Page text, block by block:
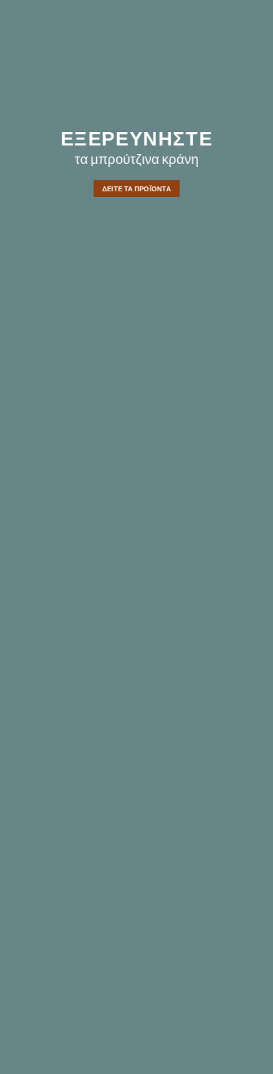
ΕΞΕΡΕΥΝΉΣΤΕ
τα μπρούτζινα κράνη
ΔΕΊΤΕ ΤΑ ΠΡΟΪΌΝΤΑ
ΕΞΕΡΕΥΝΉΣΤΕ
τα οξειδωμένα μπρούτζινα
αγάλματα
ΕΞΕΡΕΥΝΉΣΤΕ
τις Ελληνικές Θεατρικές
Μάσκες